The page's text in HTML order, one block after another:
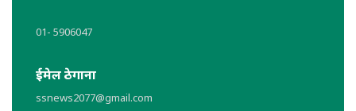
01- 5906047
ईमेल ठेगाना
ssnews2077@gmail.com